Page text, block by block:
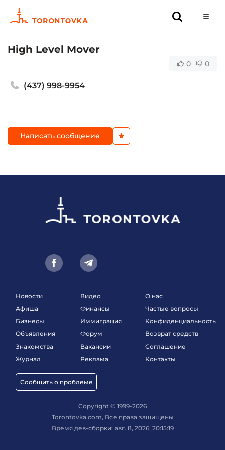
High Level Mover
0 0
(437) 998-9954
Написать сообщение
Новости
Афиша
Бизнесы
Объявления
Знакомства
Журнал
Сообщить о проблеме
Видео
Финансы
Иммиграция
Форум
Вакансии
Реклама
О нас
Частые вопросы
Конфиденциальность
Возврат средств
Соглашение
Контакты
Copyright © 1999-2026
Torontovka.com, Все права защищены
Время дев-сборки: авг. 8, 2026, 20:15:19